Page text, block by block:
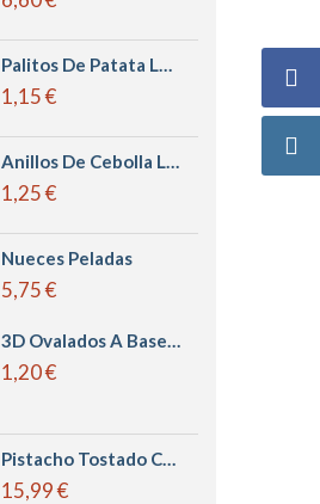
Palitos De Patata Leng D´or
1,15 €
Anillos De Cebolla Leng D´or
1,25 €
Nueces Peladas
5,75 €
3D Ovalados A Base De Maíz Leng D´or
1,20 €
Pistacho Tostado Con Sal
15,99 €